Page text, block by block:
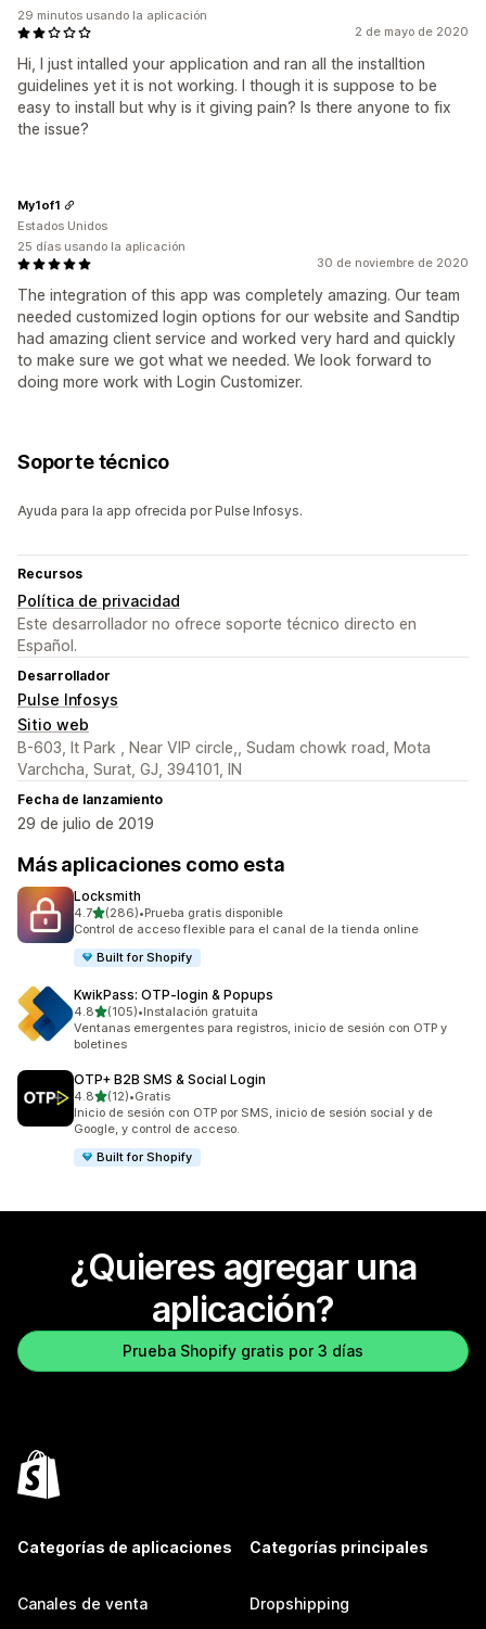
2 de mayo de 2020
Hi, I just intalled your application and ran all the installtion
guidelines yet it is not working. I though it is suppose to be
easy to install but why is it giving pain? Is there anyone to fix
the issue?
29 minutos usando la aplicación
30 de noviembre de 2020
The integration of this app was completely amazing. Our team
needed customized login options for our website and Sandtip
had amazing client service and worked very hard and quickly
to make sure we got what we needed. We look forward to
doing more work with Login Customizer.
My1of1
Estados Unidos
25 días usando la aplicación
Soporte técnico
Ayuda para la app ofrecida por Pulse Infosys.
Recursos
Política de privacidad
Este desarrollador no ofrece soporte técnico directo en
Español.
Desarrollador
Pulse Infosys
Sitio web
B-603, It Park , Near VIP circle,, Sudam chowk road, Mota
Varchcha, Surat, GJ, 394101, IN
Fecha de lanzamiento
29 de julio de 2019
Más aplicaciones como esta
Locksmith
4.7de 5 estrellas
(286)
286 reseñas en total
•Prueba gratis disponible
Control de acceso flexible para el canal de la tienda online
Built for Shopify
KwikPass: OTP‑login & Popups
4.8de 5 estrellas
(105)
105 reseñas en total
•Instalación gratuita
Ventanas emergentes para registros, inicio de sesión con OTP y
boletines
OTP+ B2B SMS & Social Login
4.8de 5 estrellas
(12)
12 reseñas en total
•Gratis
Inicio de sesión con OTP por SMS, inicio de sesión social y de
Google, y control de acceso.
Built for Shopify
¿Quieres agregar una
aplicación?
Prueba Shopify gratis por 3 días
Categorías de aplicaciones
Canales de venta
Categorías principales
Dropshipping